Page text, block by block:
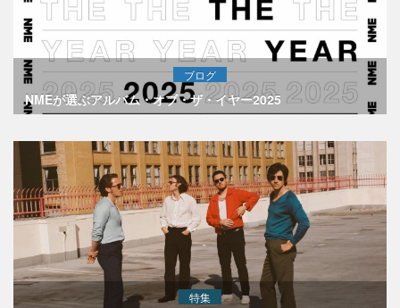
ブログ
NMEが選ぶアルバム・オブ・ザ・イヤー2025
特集